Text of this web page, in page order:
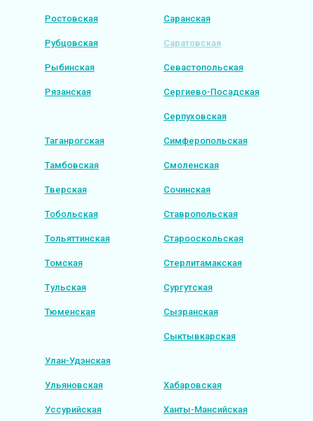
Ростовская
Рубцовская
Рыбинская
Рязанская
Саранская
Саратовская
Севастопольская
Сергиево-Посадская
Серпуховская
Симферопольская
Смоленская
Сочинская
Ставропольская
Старооскольская
Стерлитамакская
Сургутская
Сызранская
Сыктывкарская
Таганрогская
Тамбовская
Тверская
Тобольская
Тольяттинская
Томская
Тульская
Тюменская
Улан-Удэнская
Ульяновская
Уссурийская
Хабаровская
Ханты-Мансийская